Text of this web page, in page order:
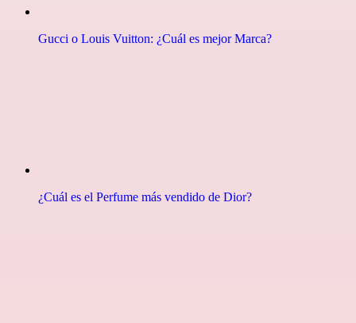
Gucci o Louis Vuitton: ¿Cuál es mejor Marca?
¿Cuál es el Perfume más vendido de Dior?